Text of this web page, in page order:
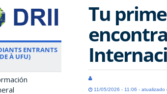
ENTRANTS
À UFU)
Tu
11/05/2026 - 11:06 -